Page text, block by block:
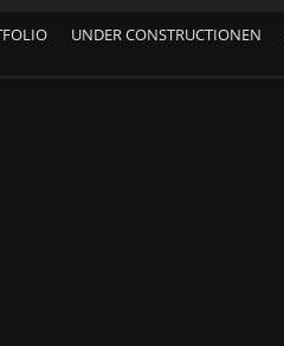
UNDER CONSTRUCTIONEN